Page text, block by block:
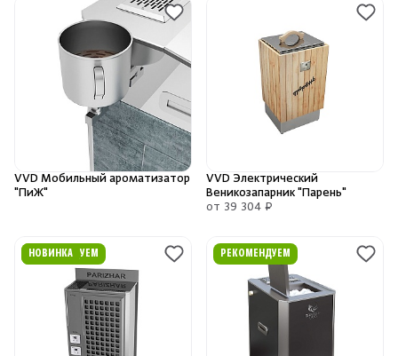
VVD Мобильный ароматизатор
"ПиЖ"
VVD Электрический
Веникозапарник "Парень"
от 39 304 ₽
РЕКОМЕНДУЕМ
НОВИНКА РЕКОМЕНДУЕМ
На главную
Войти
Нет аккаунта?Зарегистрироваться
Зарегистрироваться
Уже есть аккаунт?